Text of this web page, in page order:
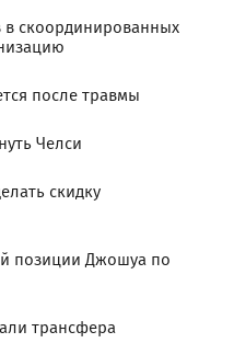
скоординированных
после травмы
Челси
скидку
позиции Джошуа по
трансфера